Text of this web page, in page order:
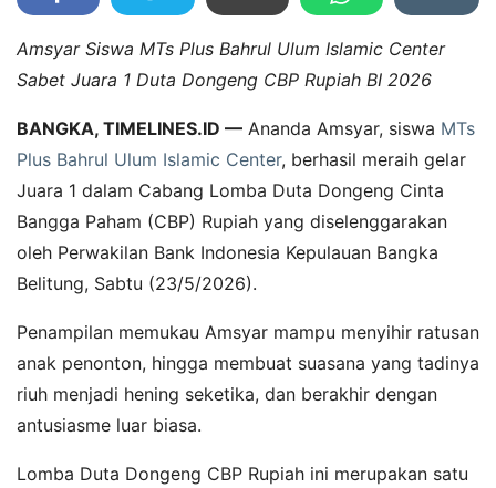
Amsyar Siswa MTs Plus Bahrul Ulum Islamic Center
Sabet Juara 1 Duta Dongeng CBP Rupiah BI 2026
BANGKA, TIMELINES.ID — Ananda Amsyar, siswa MTs
Plus Bahrul Ulum Islamic Center, berhasil meraih gelar
Juara 1 dalam Cabang Lomba Duta Dongeng Cinta
Bangga Paham (CBP) Rupiah yang diselenggarakan
oleh Perwakilan Bank Indonesia Kepulauan Bangka
Belitung, Sabtu (23/5/2026).
Penampilan memukau Amsyar mampu menyihir ratusan
anak penonton, hingga membuat suasana yang tadinya
riuh menjadi hening seketika, dan berakhir dengan
antusiasme luar biasa.
Lomba Duta Dongeng CBP Rupiah ini merupakan satu